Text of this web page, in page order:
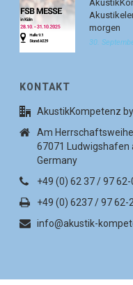
morgen
30.
KONTAKT
AkustikKompetenz
Am
67071 Ludwigshafen
Germany
+49 (0) 62 37 / 97 62-
+49 (0) 6237 / 97 62-
info@akustik-